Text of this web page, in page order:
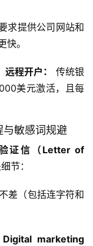
求提供公司网站和
。
程开户：
传统银
美元激活，且每
敏感词规避
证信（Letter of
节：
差（包括连字符和
Digital marketing